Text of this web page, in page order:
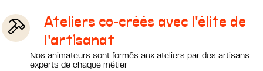
Ateliers co-créés avec l'élite de
l'artisanat
Nos animateurs sont formés aux ateliers par des artisans
experts de chaque métier